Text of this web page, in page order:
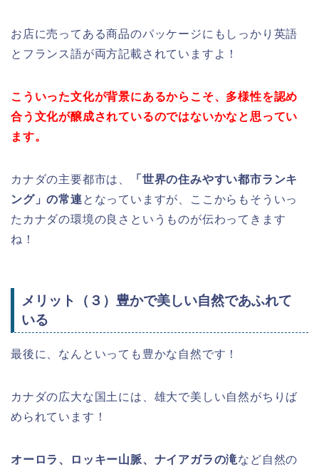
お店に売ってある商品のパッケージにもしっかり英語
とフランス語が両方記載されていますよ！
こういった文化が背景にあるからこそ、多様性を認め
合う文化が醸成されているのではないかなと思ってい
ます。
カナダの主要都市は、
「世界の住みやすい都市ランキ
ング」の常連となっていますが、ここからもそういっ
たカナダの環境の良さというものが伝わってきます
ね！
メリット（３）豊かで美しい自然であふれて
いる
最後に、なんといっても豊かな自然です！
カナダの広大な国土には、雄大で美しい自然がちりば
められています！
オーロラ、ロッキー山脈、ナイアガラの滝など自然の